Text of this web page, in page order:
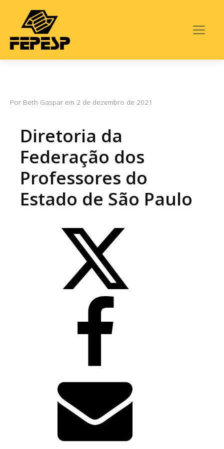
Por Beth Gaspar em 2 de dezembro de 2021
Diretoria da
Federação dos
Professores do
Estado de São Paulo